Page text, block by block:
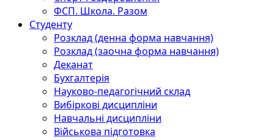
ФСП. Школа. Разом
Студенту
Розклад (денна форма навчання)
Розклад (заочна форма навчання)
Деканат
Бухгалтерія
Науково-педагогічний склад
Вибіркові дисципліни
Навчальні дисципліни
Військова підготовка